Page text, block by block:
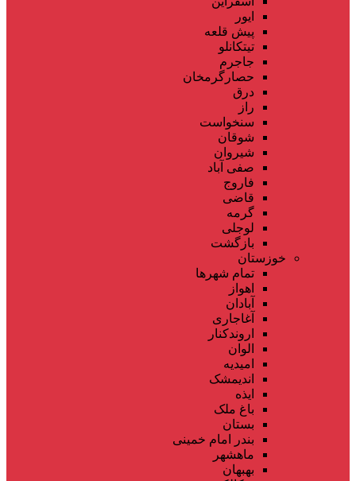
ایور
پیش قلعه
تیتکانلو
جاجرم
حصارگرمخان
درق
راز
سنخواست
شوقان
شیروان
صفی آباد
فاروج
قاضی
گرمه
لوجلی
بازگشت
خوزستان
تمام شهر‌ها
اهواز
آبادان
آغاجاری
اروندکنار
الوان
امیدیه
اندیمشک
ایذه
باغ ملک
بستان
بندر امام خمینی
ماهشهر
بهبهان